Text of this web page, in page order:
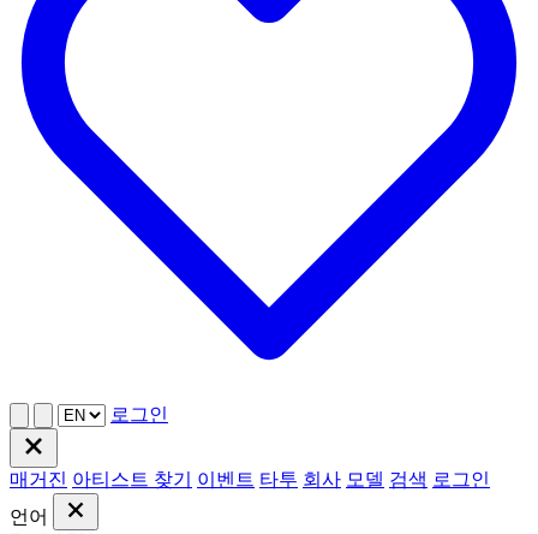
로그인
매거진 아티스트 찾기 이벤트 타투 회사 모델 검색 로그인
언어